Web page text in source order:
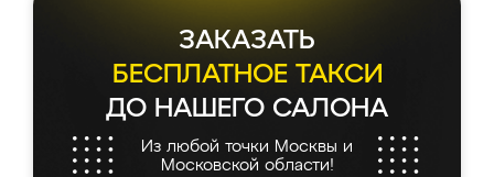
ЗАКАЗАТЬ
БЕСПЛАТНОЕ ТАКСИ
ДО НАШЕГО САЛОНА
Из любой точки Москвы и
Московской области!